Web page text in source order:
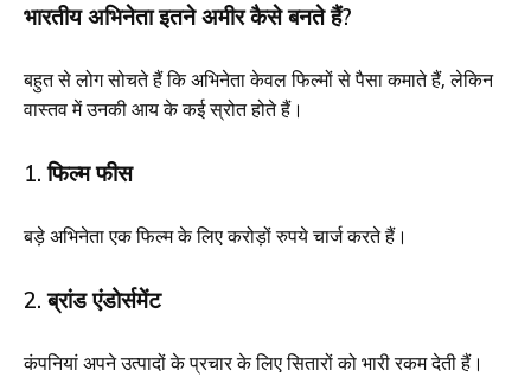
भारतीय अभिनेता इतने अमीर कैसे बनते हैं?
बहुत से लोग सोचते हैं कि अभिनेता केवल फिल्मों से पैसा कमाते हैं, लेकिन
वास्तव में उनकी आय के कई स्रोत होते हैं।
1. फिल्म फीस
बड़े अभिनेता एक फिल्म के लिए करोड़ों रुपये चार्ज करते हैं।
2. ब्रांड एंडोर्समेंट
कंपनियां अपने उत्पादों के प्रचार के लिए सितारों को भारी रकम देती हैं।